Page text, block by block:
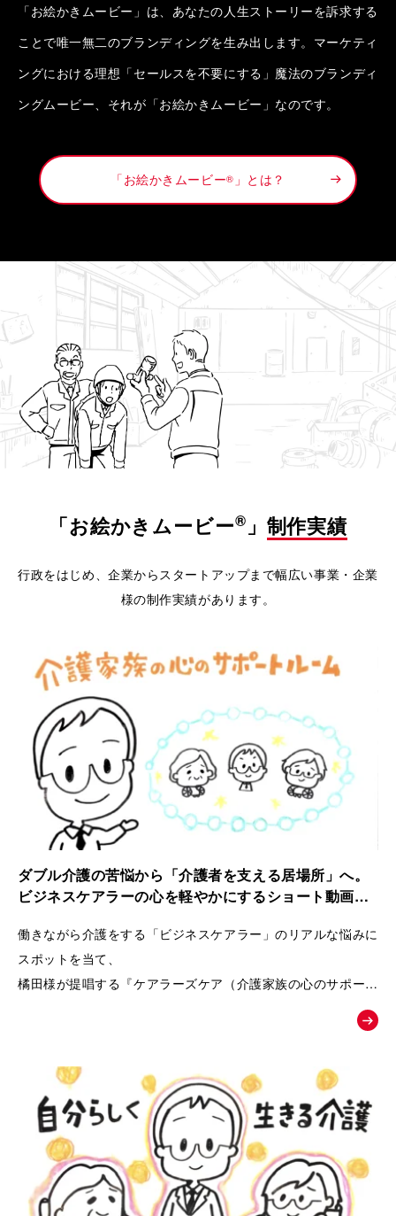
「お絵かきムービー」は、あなたの人生ストーリーを訴求する
ことで唯一無二のブランディングを生み出します。マーケティ
ングにおける理想「セールスを不要にする」魔法のブランディ
ングムービー、それが「お絵かきムービー」なのです。
「お絵かきムービー® 」とは？
「お絵かきムービー® 」 制作実績
行政をはじめ、企業からスタートアップまで幅広い事業・企業
様の制作実績があります。
ダブル介護の苦悩から「介護者を支える居場所」へ。
ビジネスケアラーの心を軽やかにするショート動画｜
働きながら介護をする「ビジネスケアラー」のリアルな悩みに
スポットを当て、
橘田様が提唱する『ケアラーズケア（介護家族の心のサポート
ルーム）』への相談へと温かく背中を押す、課題解決型の紹介